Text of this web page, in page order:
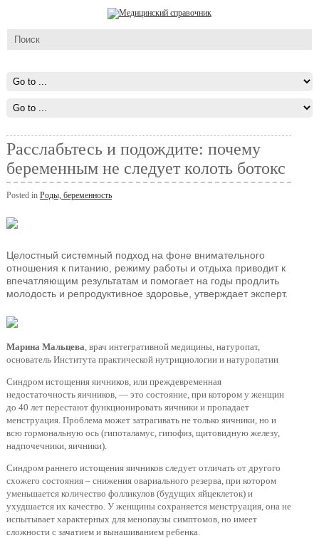
Расслабьтесь и подождите: почему
беременным не следует колоть ботокс
Posted in Роды, беременность
Целостный системный подход на фоне внимательного
отношения к питанию, режиму работы и отдыха приводит к
впечатляющим результатам и помогает на годы продлить
молодость и репродуктивное здоровье, утверждает эксперт.
Марина Мальцева, врач интегративной медицины, натуропат,
основатель Института практической нутрициологии и натуропатии
Синдром истощения яичников, или преждевременная
недостаточность яичников, — это состояние, при котором у женщин
до 40 лет перестают функционировать яичники и пропадает
менструация. Проблема может затрагивать не только яичники, но и
всю гормональную ось (гипоталамус, гипофиз, щитовидную железу,
надпочечники, яичники).
Синдром раннего истощения яичников следует отличать от другого
схожего состояния – снижения овариального резерва, при котором
уменьшается количество фолликулов (будущих яйцеклеток) и
ухудшается их качество. У женщины сохраняется менструация, она не
испытывает характерных для менопаузы симптомов, но имеет
сложности с зачатием и вынашиванием ребенка.